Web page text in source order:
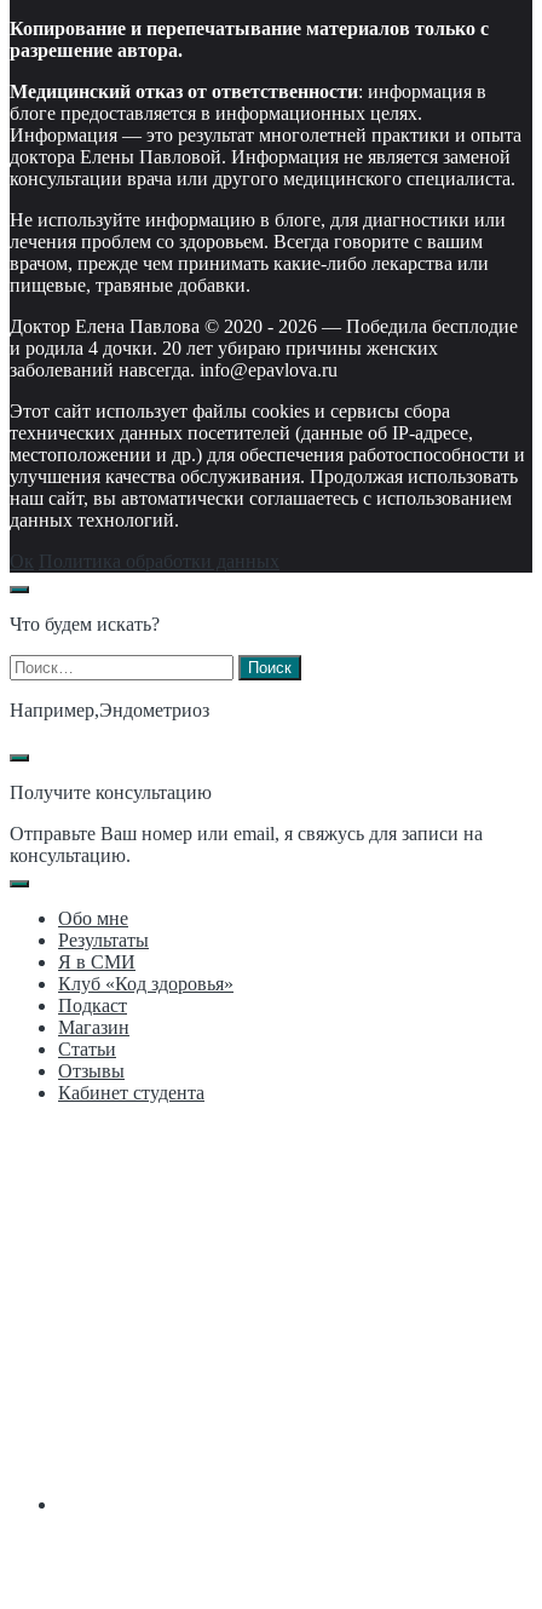
Копирование и перепечатывание материалов только с
разрешение автора.
Медицинский отказ от ответственности: информация в
блоге предоставляется в информационных целях.
Информация — это результат многолетней практики и опыта
доктора Елены Павловой. Информация не является заменой
консультации врача или другого медицинского специалиста.
Не используйте информацию в блоге, для диагностики или
лечения проблем со здоровьем. Всегда говорите с вашим
врачом, прежде чем принимать какие-либо лекарства или
пищевые, травяные добавки.
Доктор Елена Павлова © 2020 - 2026 — Победила бесплодие
и родила 4 дочки. 20 лет убираю причины женских
заболеваний навсегда. info@epavlova.ru
Этот сайт использует файлы cookies и сервисы сбора
технических данных посетителей (данные об IP-адресе,
местоположении и др.) для обеспечения работоспособности и
улучшения качества обслуживания. Продолжая использовать
наш сайт, вы автоматически соглашаетесь с использованием
данных технологий.
Ок Политика обработки данных
Что будем искать?
Найти:
Например,Эндометриоз
Получите консультацию
Отправьте Ваш номер или email, я свяжусь для записи на
консультацию.
Обо мне
Результаты
Я в СМИ
Клуб «Код здоровья»
Подкаст
Магазин
Статьи
Отзывы
Кабинет студента